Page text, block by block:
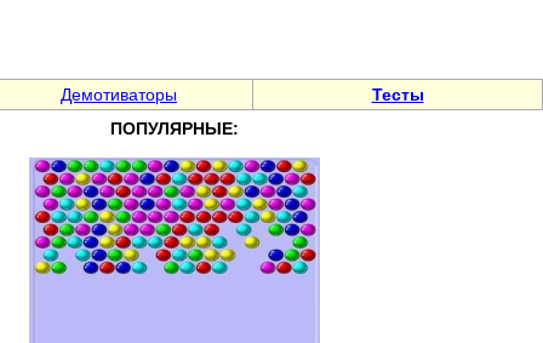
Демотиваторы
Тесты
ПОПУЛЯРНЫЕ: